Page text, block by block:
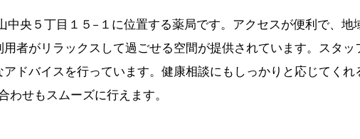
央５丁目１５−１に位置する薬局です。アクセスが便利で、地
者がリラックスして過ごせる空間が提供されています。スタ
ドバイスを行っています。健康相談にもしっかりと応じてく
せもスムーズに行えます。